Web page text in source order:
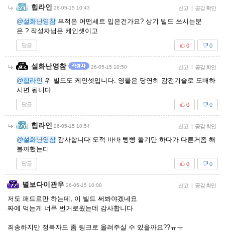
힙라인 26-05-15 10:43 신고 | 공감 확인
@설화난영참 부적은 어떤세트 입은건가요? 상기 빌드 쓰시는분
은 ? 작성자님은 케인셋이고
답글 0
0
설화난영참 26-05-15 10:50 신고 | 공감 확인
@힙라인 위 빌드도 케인셋입니다. 영물은 당연히 감전기술로 도배하
시면 됩니다.
답글 0
0
힙라인 26-05-15 10:54 신고 | 공감 확인
@설화난영참 감사합니다 도적 바바 삥삥 돌기만 하다가 다른거좀 해
볼까했는디
답글 0
0
별보다이관우 26-05-15 10:08 신고 | 공감 확인
저도 패드로만 하는데, 이 빌드 써봐야겠네요
짜에 먹는게 너무 번거로웠는데 감사합니다
죄송하지만 정복자도 좀 링크로 올려주실 수 있을까요??ㅠㅠ